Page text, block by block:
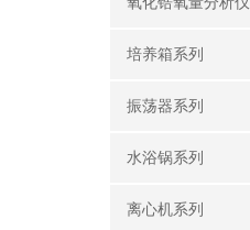
培养箱系列
振荡器系列
水浴锅系列
离心机系列